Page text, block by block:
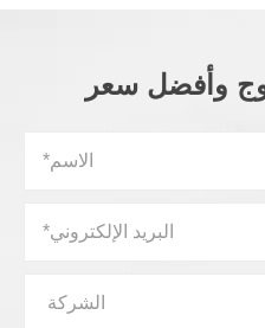
وأفضل سعر